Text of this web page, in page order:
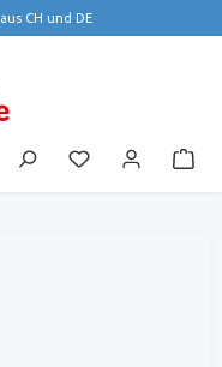
aus CH und DE
Du hast 0